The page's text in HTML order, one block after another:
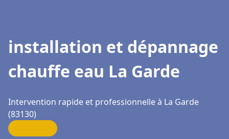
installation et dépannage
chauffe eau La Garde
Intervention rapide et professionnelle à La Garde
(83130)